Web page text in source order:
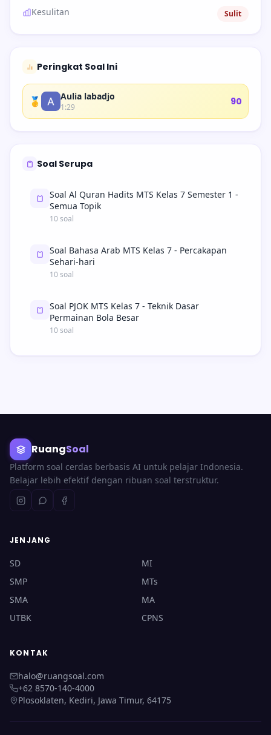
Kesulitan
Sulit
Peringkat Soal Ini
🥇 Aulia labadjo
1:29 90
Soal Serupa
Soal Al Quran Hadits MTS Kelas 7 Semester 1 -
Semua Topik
10 soal
Soal Bahasa Arab MTS Kelas 7 - Percakapan
Sehari-hari
10 soal
Soal PJOK MTS Kelas 7 - Teknik Dasar
Permainan Bola Besar
10 soal
RuangSoal
Platform soal cerdas berbasis AI untuk pelajar Indonesia.
Belajar lebih efektif dengan ribuan soal terstruktur.
JENJANG
SD
MI
SMP
MTs
SMA
MA
UTBK
CPNS
KONTAK
halo@ruangsoal.com
+62 8570-140-4000
Plosoklaten, Kediri, Jawa Timur, 64175